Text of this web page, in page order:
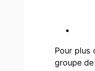
Pour plus
groupe